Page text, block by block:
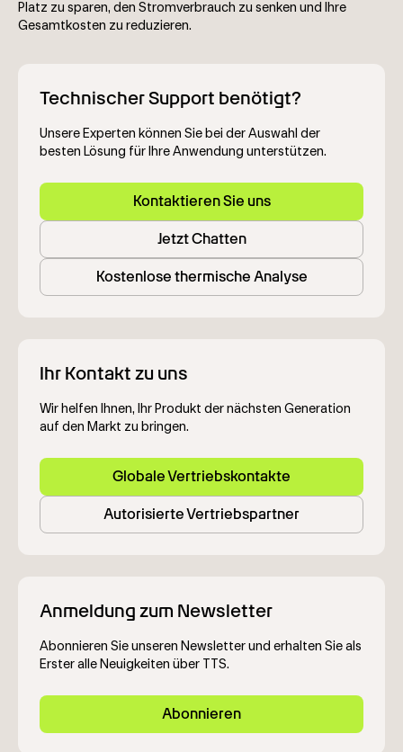
Platz zu sparen, den Stromverbrauch zu senken und Ihre
Gesamtkosten zu reduzieren.
Technischer Support benötigt?
Unsere Experten können Sie bei der Auswahl der
besten Lösung für Ihre Anwendung unterstützen.
Kontaktieren Sie uns
Jetzt Chatten
Kostenlose thermische Analyse
Ihr Kontakt zu uns
Wir helfen Ihnen, Ihr Produkt der nächsten Generation
auf den Markt zu bringen.
Globale Vertriebskontakte
Autorisierte Vertriebspartner
Anmeldung zum Newsletter
Abonnieren Sie unseren Newsletter und erhalten Sie als
Erster alle Neuigkeiten über TTS.
Abonnieren